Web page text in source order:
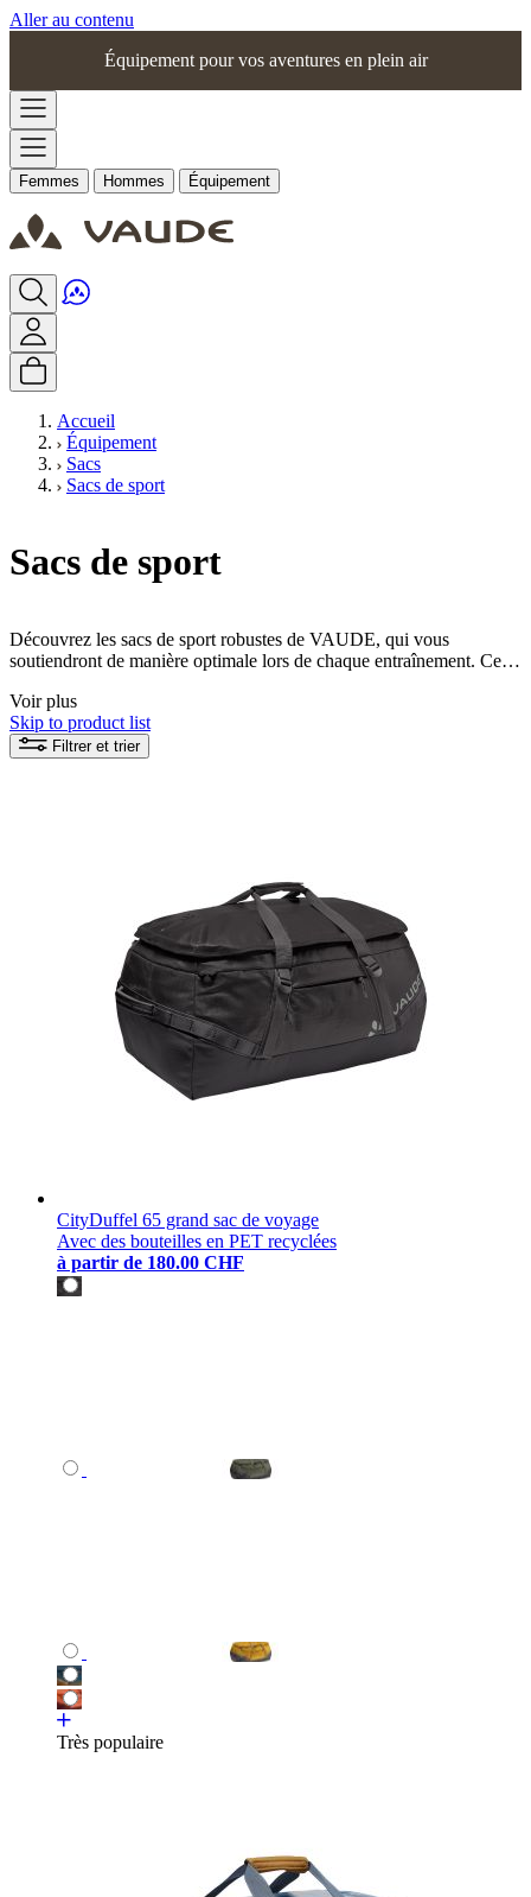
Aller au contenu
Équipement pour vos aventures en plein air
Femmes Hommes Équipement
Accueil
Équipement
Sacs
Sacs de sport
Sacs de sport
Découvrez les sacs de sport robustes de VAUDE, qui vous
soutiendront de manière optimale lors de chaque entraînement. Ces
équipement et sont spécialement conçus pour les aventures actives.
Trouvez maintenant le sac de sport idéal qui allie parfaitement
fonctionnalité et conscience écologique.
Voir plus
Skip to product list
Filtrer et trier
CityDuffel 65 grand sac de voyage
Avec des bouteilles en PET recyclées
à partir de 180.00 CHF
Très populaire